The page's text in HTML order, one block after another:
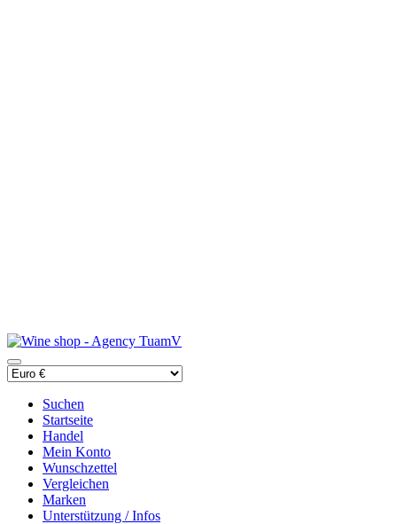
Suchen
Startseite
Handel
Mein Konto
Wunschzettel
Vergleichen
Marken
Unterstützung / Infos